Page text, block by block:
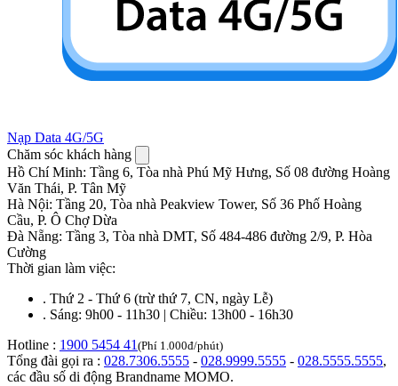
Nạp Data 4G/5G
Chăm sóc khách hàng
Hồ Chí Minh: Tầng 6, Tòa nhà Phú Mỹ Hưng, Số 08 đường Hoàng
Văn Thái, P. Tân Mỹ
Hà Nội: Tầng 20, Tòa nhà Peakview Tower, Số 36 Phố Hoàng
Cầu, P. Ô Chợ Dừa
Đà Nẵng: Tầng 3, Tòa nhà DMT, Số 484-486 đường 2/9, P. Hòa
Cường
Thời gian làm việc:
. Thứ 2 - Thứ 6 (trừ thứ 7, CN, ngày Lễ)
. Sáng: 9h00 - 11h30 | Chiều: 13h00 - 16h30
Hotline : 1900 5454 41 (Phí 1.000đ/phút)
Tổng đài gọi ra : 028.7306.5555 - 028.9999.5555 - 028.5555.5555,
các đầu số di động Brandname MOMO.